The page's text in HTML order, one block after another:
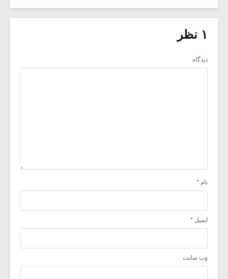
۱ نظر
دیدگاه
نام *
ایمیل *
وب‌ سایت